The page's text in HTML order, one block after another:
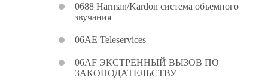
0688 Harman/Kardon система объемного
звучания
06AE Teleservices
06AF ЭКСТРЕННЫЙ ВЫЗОВ ПО
ЗАКОНОДАТЕЛЬСТВУ